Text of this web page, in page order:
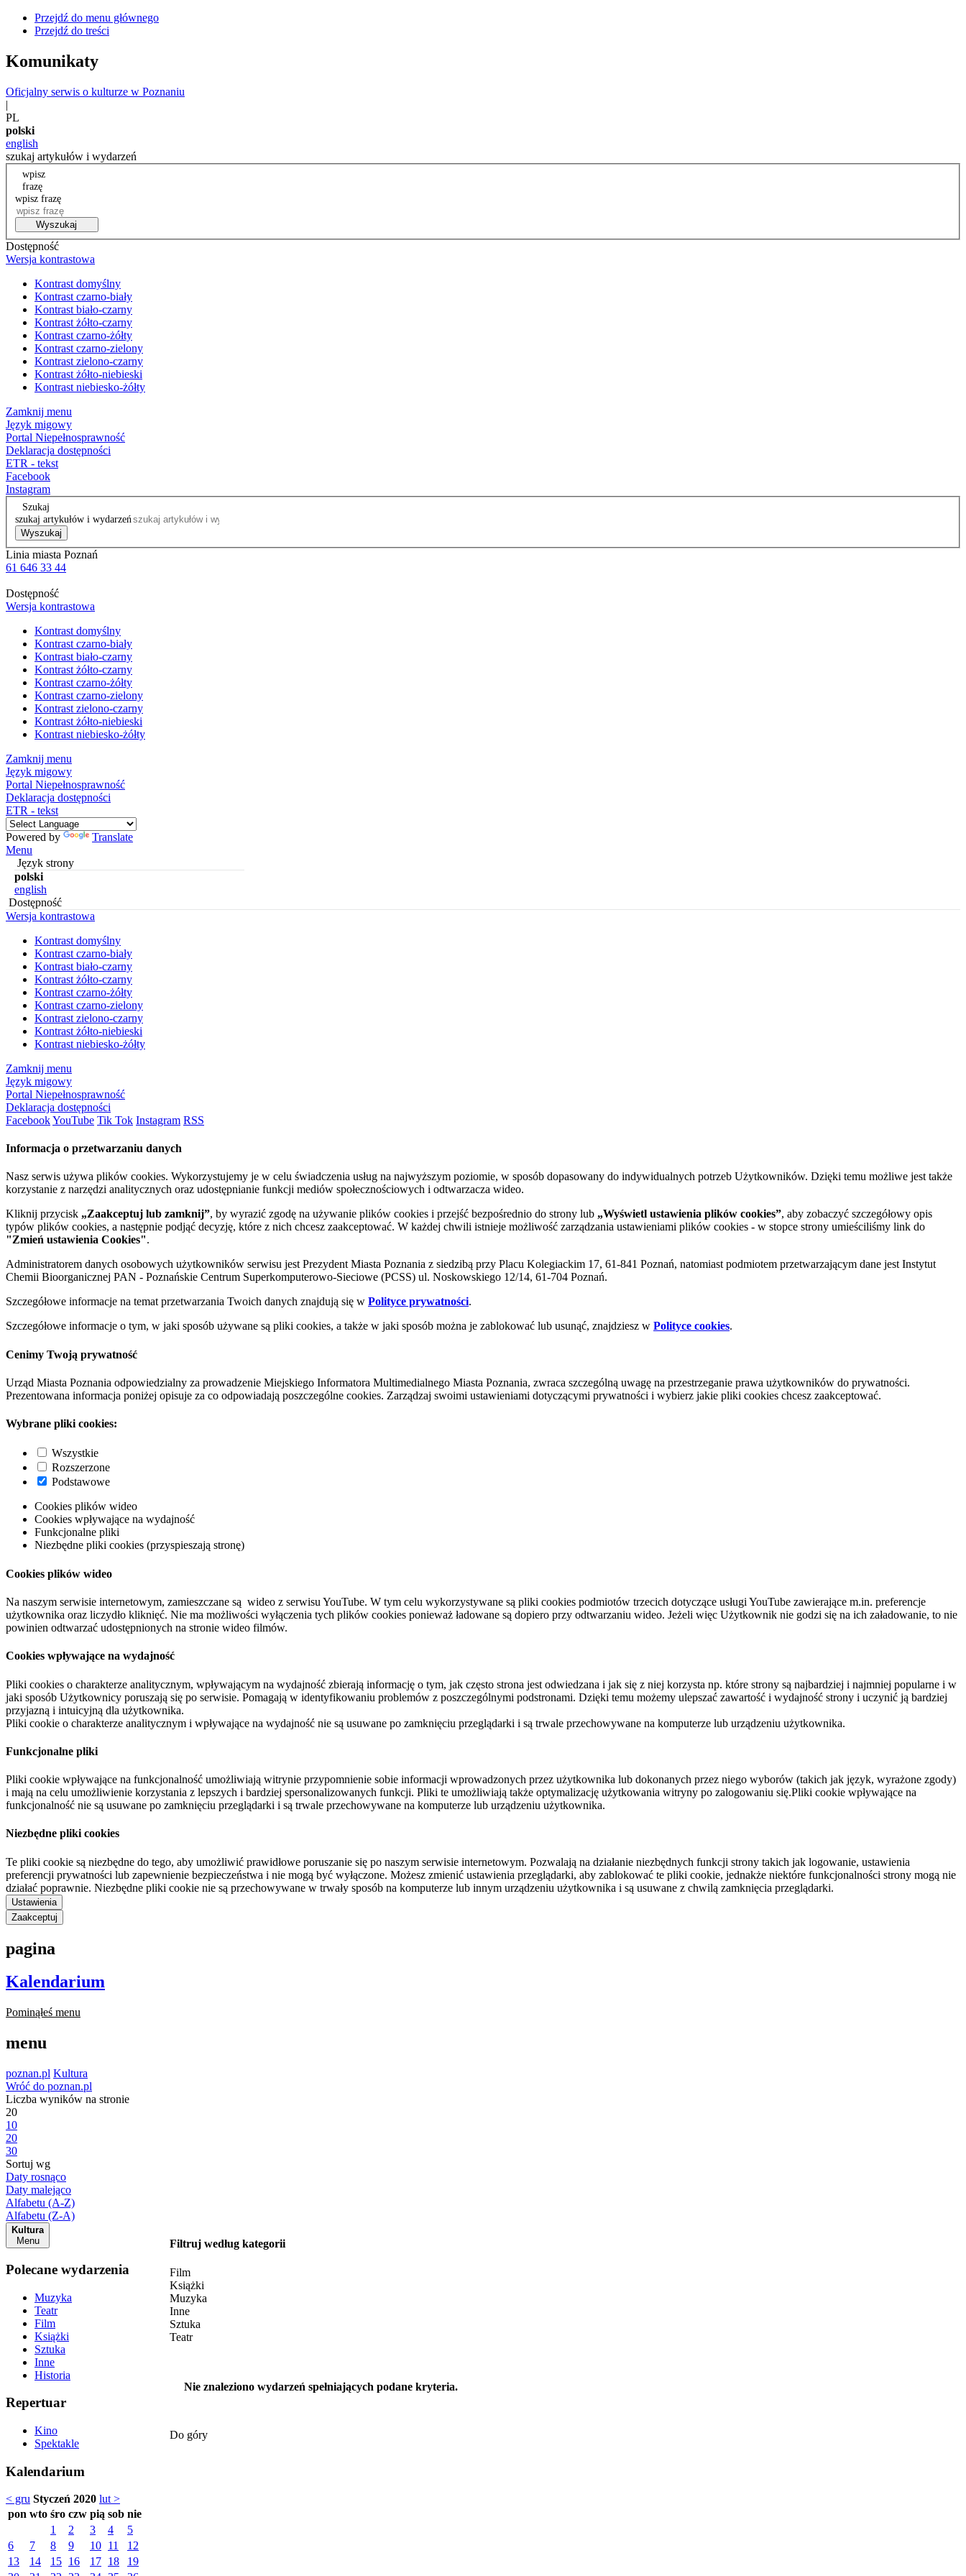
Przejdź do menu głównego
Przejdź do treści
Komunikaty
Oficjalny serwis o kulturze w Poznaniu
|
PL
polski
english
szukaj artykułów i wydarzeń
wpisz
frazę
wpisz frazę
Wyszukaj
Dostępność
Wersja kontrastowa
Kontrast domyślny
Kontrast czarno-biały
Kontrast biało-czarny
Kontrast żółto-czarny
Kontrast czarno-żółty
Kontrast czarno-zielony
Kontrast zielono-czarny
Kontrast żółto-niebieski
Kontrast niebiesko-żółty
Zamknij menu
Język migowy
Portal Niepełnosprawność
Deklaracja dostępności
ETR - tekst
Facebook
Instagram
Szukaj
szukaj artykułów i wydarzeń
Wyszukaj
Linia miasta Poznań
61 646 33 44
Dostępność
Wersja kontrastowa
Kontrast domyślny
Kontrast czarno-biały
Kontrast biało-czarny
Kontrast żółto-czarny
Kontrast czarno-żółty
Kontrast czarno-zielony
Kontrast zielono-czarny
Kontrast żółto-niebieski
Kontrast niebiesko-żółty
Zamknij menu
Język migowy
Portal Niepełnosprawność
Deklaracja dostępności
ETR - tekst
Powered by
Translate
Menu
Język strony
polski
english
Dostępność
Wersja kontrastowa
Kontrast domyślny
Kontrast czarno-biały
Kontrast biało-czarny
Kontrast żółto-czarny
Kontrast czarno-żółty
Kontrast czarno-zielony
Kontrast zielono-czarny
Kontrast żółto-niebieski
Kontrast niebiesko-żółty
Zamknij menu
Język migowy
Portal Niepełnosprawność
Deklaracja dostępności
FacebookYouTube Tik Tok Instagram RSS
Informacja o przetwarzaniu danych
Nasz serwis używa plików cookies. Wykorzystujemy je w celu świadczenia usług na najwyższym poziomie, w sposób dopasowany do indywidualnych potrzeb Użytkowników. Dzięki temu możliwe jest także
korzystanie z narzędzi analitycznych oraz udostępnianie funkcji mediów społecznościowych i odtwarzacza wideo.
Kliknij przycisk „Zaakceptuj lub zamknij”, by wyrazić zgodę na używanie plików cookies i przejść bezpośrednio do strony lub „Wyświetl ustawienia plików cookies”, aby zobaczyć szczegółowy opis
typów plików cookies, a następnie podjąć decyzję, które z nich chcesz zaakceptować. W każdej chwili istnieje możliwość zarządzania ustawieniami plików cookies - w stopce strony umieściliśmy link do
"Zmień ustawienia Cookies".
Administratorem danych osobowych użytkowników serwisu jest Prezydent Miasta Poznania z siedzibą przy Placu Kolegiackim 17, 61-841 Poznań, natomiast podmiotem przetwarzającym dane jest Instytut
Chemii Bioorganicznej PAN - Poznańskie Centrum Superkomputerowo-Sieciowe (PCSS) ul. Noskowskiego 12/14, 61-704 Poznań.
Szczegółowe informacje na temat przetwarzania Twoich danych znajdują się w Polityce prywatności.
Szczegółowe informacje o tym, w jaki sposób używane są pliki cookies, a także w jaki sposób można je zablokować lub usunąć, znajdziesz w Polityce cookies.
Cenimy Twoją prywatność
Urząd Miasta Poznania odpowiedzialny za prowadzenie Miejskiego Informatora Multimedialnego Miasta Poznania, zwraca szczególną uwagę na przestrzeganie prawa użytkowników do prywatności.
Prezentowana informacja poniżej opisuje za co odpowiadają poszczególne cookies. Zarządzaj swoimi ustawieniami dotyczącymi prywatności i wybierz jakie pliki cookies chcesz zaakceptować.
Wybrane pliki cookies:
Wszystkie
Rozszerzone
Podstawowe
Cookies plików wideo
Cookies wpływające na wydajność
Funkcjonalne pliki
Niezbędne pliki cookies (przyspieszają stronę)
Cookies plików wideo
Na naszym serwisie internetowym, zamieszczane są wideo z serwisu YouTube. W tym celu wykorzystywane są pliki cookies podmiotów trzecich dotyczące usługi YouTube zawierające m.in. preferencje
użytkownika oraz liczydło kliknięć. Nie ma możliwości wyłączenia tych plików cookies ponieważ ładowane są dopiero przy odtwarzaniu wideo. Jeżeli więc Użytkownik nie godzi się na ich załadowanie, to nie
powinien odtwarzać udostępnionych na stronie wideo filmów.
Cookies wpływające na wydajność
Pliki cookies o charakterze analitycznym, wpływającym na wydajność zbierają informację o tym, jak często strona jest odwiedzana i jak się z niej korzysta np. które strony są najbardziej i najmniej popularne i w
jaki sposób Użytkownicy poruszają się po serwisie. Pomagają w identyfikowaniu problemów z poszczególnymi podstronami. Dzięki temu możemy ulepszać zawartość i wydajność strony i uczynić ją bardziej
przyjazną i intuicyjną dla użytkownika.
Pliki cookie o charakterze analitycznym i wpływające na wydajność nie są usuwane po zamknięciu przeglądarki i są trwale przechowywane na komputerze lub urządzeniu użytkownika.
Funkcjonalne pliki
Pliki cookie wpływające na funkcjonalność umożliwiają witrynie przypomnienie sobie informacji wprowadzonych przez użytkownika lub dokonanych przez niego wyborów (takich jak język, wyrażone zgody)
i mają na celu umożliwienie korzystania z lepszych i bardziej spersonalizowanych funkcji. Pliki te umożliwiają także optymalizację użytkowania witryny po zalogowaniu się.Pliki cookie wpływające na
funkcjonalność nie są usuwane po zamknięciu przeglądarki i są trwale przechowywane na komputerze lub urządzeniu użytkownika.
Niezbędne pliki cookies
Te pliki cookie są niezbędne do tego, aby umożliwić prawidłowe poruszanie się po naszym serwisie internetowym. Pozwalają na działanie niezbędnych funkcji strony takich jak logowanie, ustawienia
preferencji prywatności lub zapewnienie bezpieczeństwa i nie mogą być wyłączone. Możesz zmienić ustawienia przeglądarki, aby zablokować te pliki cookie, jednakże niektóre funkcjonalności strony mogą nie
działać poprawnie. Niezbędne pliki cookie nie są przechowywane w trwały sposób na komputerze lub innym urządzeniu użytkownika i są usuwane z chwilą zamknięcia przeglądarki.
Ustawienia
Zaakceptuj
pagina
Kalendarium
Pominąłeś menu
menu
poznan.pl Kultura
Wróć do poznan.pl
Liczba wyników na stronie
20
10
20
30
Sortuj wg
Daty rosnąco
Daty malejąco
Alfabetu (A-Z)
Alfabetu (Z-A)
Kultura
Menu
Polecane wydarzenia
Muzyka
Teatr
Film
Książki
Sztuka
Inne
Historia
Repertuar
Kino
Spektakle
Kalendarium
< gru Styczeń 2020 lut >
pon wto śro czw pią sob nie
1
2 3 4
5
6
7 8 9 10 11
12
13
14 15 16 17 18
19
Filtruj według kategorii
Film
Książki
Muzyka
Inne
Sztuka
Teatr
Nie znaleziono wydarzeń spełniających podane kryteria.
Do góry